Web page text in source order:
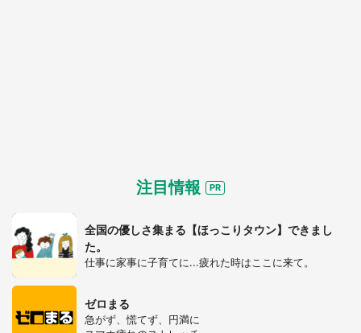
注目情報
全国の優しさ集まる【ほっこりタウン】できまし
た。
仕事に家事に子育てに...疲れた時はここに来て。
ゼロまる
急がず、慌てず、円満に